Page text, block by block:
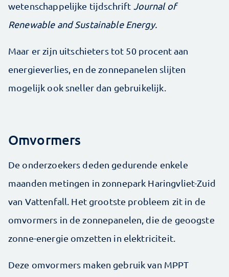
wetenschappelijke tijdschrift Journal of
Renewable and Sustainable Energy.
Maar er zijn uitschieters tot 50 procent aan
energieverlies, en de zonnepanelen slijten
mogelijk ook sneller dan gebruikelijk.
Omvormers
De onderzoekers deden gedurende enkele
maanden metingen in zonnepark Haringvliet-Zuid
van Vattenfall. Het grootste probleem zit in de
omvormers in de zonnepanelen, die de geoogste
zonne-energie omzetten in elektriciteit.
Deze omvormers maken gebruik van MPPT